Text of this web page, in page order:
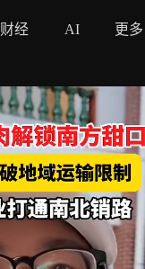
财经 AI 更多